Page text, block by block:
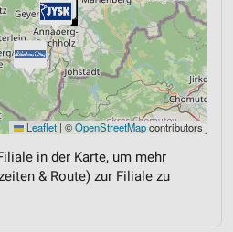
Leaflet | ©OpenStreetMapcontributors
in der Karte, um mehr
& Route) zur Filiale zu